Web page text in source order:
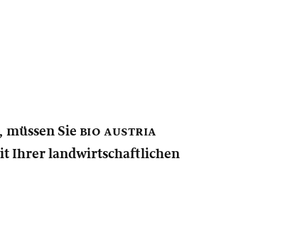
müssen Sie bio austria
Ihrer landwirtschaftlichen